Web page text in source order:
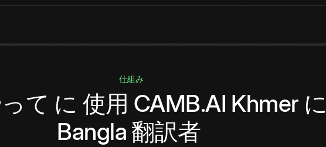
仕組み
て に 使用 CAMB.AI Khmer に
Bangla 翻訳者